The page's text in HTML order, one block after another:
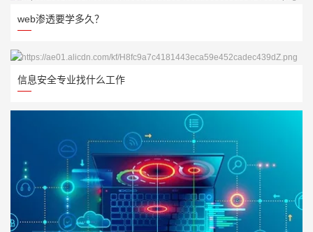
web渗透要学多久？
信息安全专业找什么工作